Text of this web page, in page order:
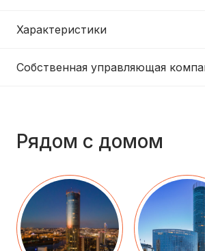
Характеристики
Собственная управляющая
Рядом с домом